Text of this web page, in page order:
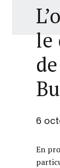
le
6
En